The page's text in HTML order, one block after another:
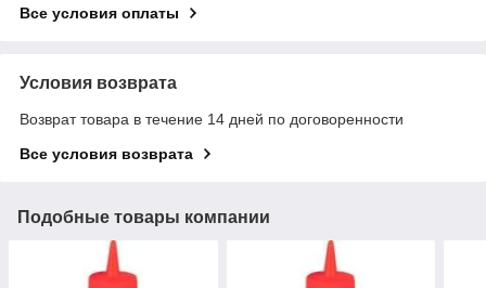
Все условия оплаты
Условия возврата
Возврат товара в течение 14 дней по договоренности
Все условия возврата
Подобные товары компании